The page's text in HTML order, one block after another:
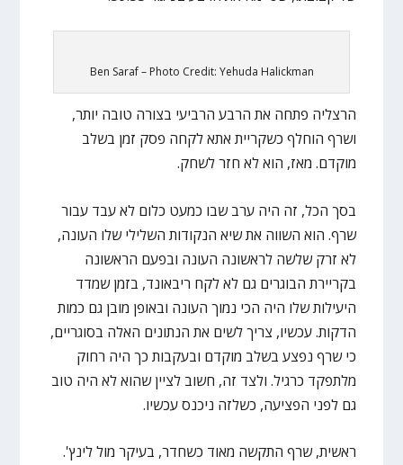
Ben Saraf – Photo Credit: Yehuda Halickman
הרצליה פתחה את הרבע הרביעי בצורה טובה יותר,
ושרף הוחלף כשקריית אתא לקחה פסק זמן בשלב
מוקדם. מאז, הוא לא חזר לשחק.
בסך הכל, זה היה ערב שבו כמעט כלום לא עבד עבור
שרף. הוא השווה את שיא הנקודות השלילי שלו העונה,
לא זרק שלשה לראשונה העונה ובפעם הראשונה
בקריירת הבוגרים גם לא לקח ריבאונד, בזמן שמדד
היעילות שלו היה הכי נמוך העונה ובאופן מובן גם כמות
הדקות. עכשיו, צריך לשים את הנתונים האלה בסוגריים,
כי שרף נפצע בשלב מוקדם ובעקבות כך היה רחוק
מלתפקד כרגיל. ולצד זה, חשוב לציין שהוא לא היה טוב
גם לפני הפציעה, כשלזה ניכנס עכשיו.
ראשית, שרף התקשה מאוד כשחדר, בעיקר מול לינץ'.